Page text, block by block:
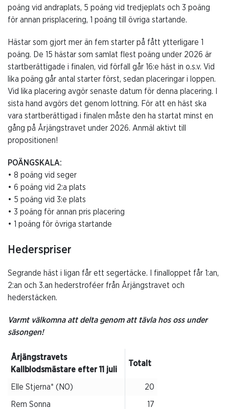
poäng vid andraplats, 5 poäng vid tredjeplats och 3 poäng
för annan prisplacering, 1 poäng till övriga startande.
Hästar som gjort mer än fem starter på fått ytterligare 1
poäng. De 15 hästar som samlat flest poäng under 2026 är
startberättigade i finalen, vid förfall går 16:e häst in o.s.v. Vid
lika poäng går antal starter först, sedan placeringar i loppen.
Vid lika placering avgör senaste datum för denna placering. I
sista hand avgörs det genom lottning. För att en häst ska
vara startberättigad i finalen måste den ha startat minst en
gång på Årjängstravet under 2026. Anmäl aktivt till
propositionen!
POÄNGSKALA:
• 8 poäng vid seger
• 6 poäng vid 2:a plats
• 5 poäng vid 3:e plats
• 3 poäng för annan pris placering
• 1 poäng för övriga startande
Hederspriser
Segrande häst i ligan får ett segertäcke. I finalloppet får 1:an,
2:an och 3.an hederstroféer från Årjängstravet och
hederstäcken.
Varmt välkomna att delta genom att tävla hos oss under
säsongen!
Årjängstravets
Kallblodsmästare efter 11 juli
Totalt
Elle Stjerna* (NO) 20
Rem Sonna 17